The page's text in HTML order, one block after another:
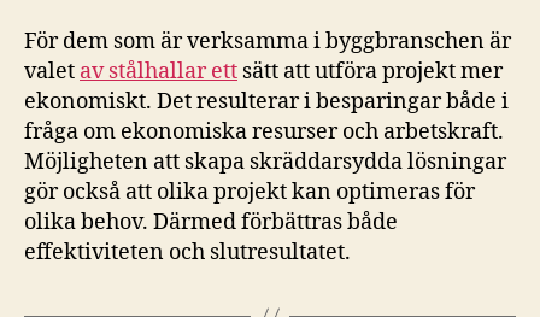
För dem som är verksamma i byggbranschen är
valet av stålhallar ett sätt att utföra projekt mer
ekonomiskt. Det resulterar i besparingar både i
fråga om ekonomiska resurser och arbetskraft.
Möjligheten att skapa skräddarsydda lösningar
gör också att olika projekt kan optimeras för
olika behov. Därmed förbättras både
effektiviteten och slutresultatet.